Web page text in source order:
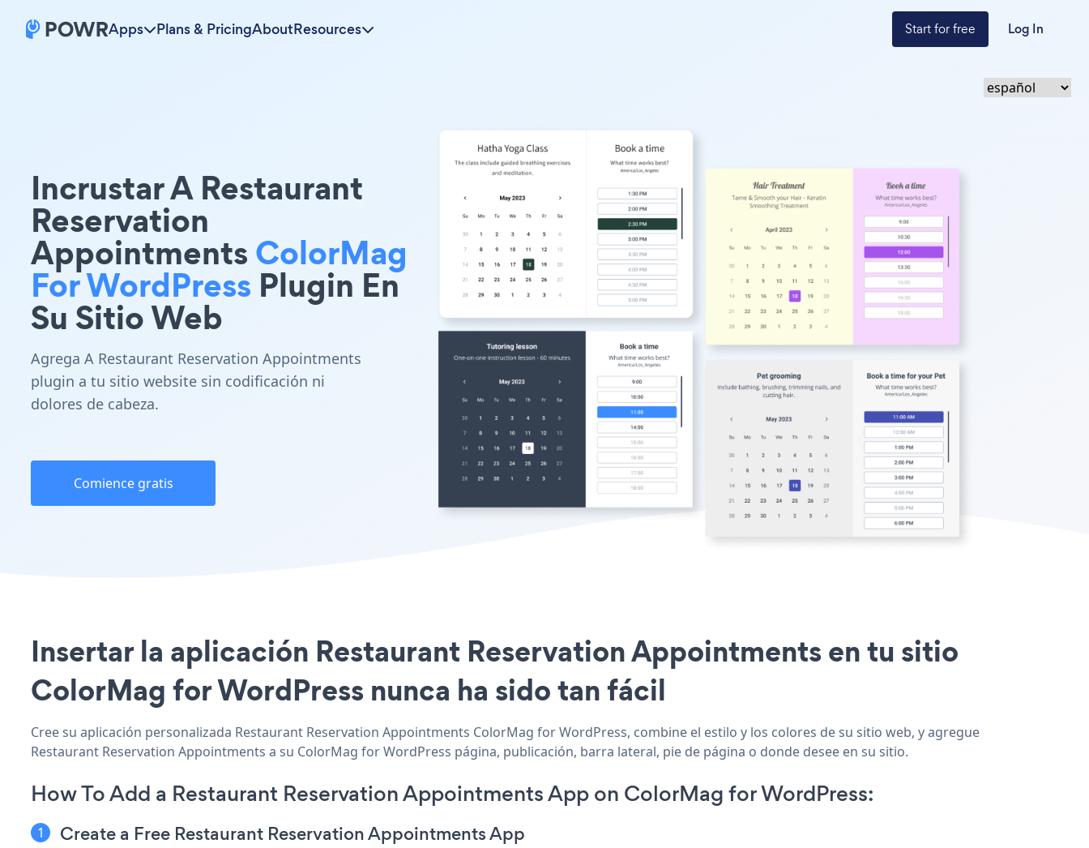
Apps Plans & PricingAboutResources Start for free Log In
Incrustar A Restaurant
Reservation
AppointmentsColorMag
For WordPress Plugin En
Su Sitio Web
Agrega A Restaurant Reservation Appointments
plugin a tu sitio website sin codificación ni
dolores de cabeza.
Comience gratis
Insertar la aplicación Restaurant Reservation Appointments en tu sitio
ColorMag for WordPress nunca ha sido tan fácil
Cree su aplicación personalizada Restaurant Reservation Appointments ColorMag for WordPress, combine el estilo y los colores de su sitio web, y agregue
Restaurant Reservation Appointments a su ColorMag for WordPress página, publicación, barra lateral, pie de página o donde desee en su sitio.
How To Add a Restaurant Reservation Appointments App on ColorMag for WordPress:
Create a Free Restaurant Reservation Appointments App